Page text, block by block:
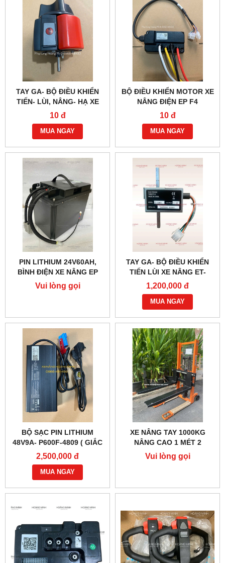
TAY GA- BỘ ĐIỀU KHIỂN
TIẾN- LÙI, NÂNG- HẠ XE
NÂNG ĐIỆN EP F4
10 đ
MUA NGAY
BỘ ĐIỀU KHIỂN MOTOR XE
NÂNG ĐIỆN EP F4
EDCE2490-1 24V 90A
10 đ
MUA NGAY
PIN LITHIUM 24V60AH,
BÌNH ĐIỆN XE NÂNG EP
Vui lòng gọi
TAY GA- BỘ ĐIỀU KHIỂN
TIẾN LÙI XE NÂNG ET-
166MCU 24V-48V
1,200,000 đ
MUA NGAY
BỘ SẠC PIN LITHIUM
48V9A- P600F-4809 ( GIẮC
CẮM MÀU XANH)
2,500,000 đ
MUA NGAY
XE NÂNG TAY 1000KG
NÂNG CAO 1 MÉT 2
Vui lòng gọi